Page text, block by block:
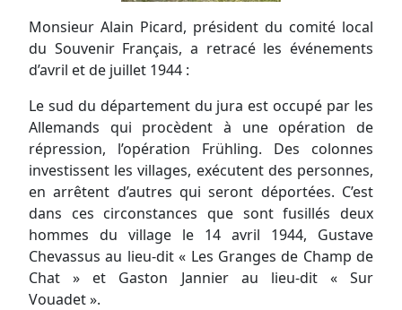
Monsieur Alain Picard, président du comité local
du Souvenir Français, a retracé les événements
d’avril et de juillet 1944 :
Le sud du département du jura est occupé par les
Allemands qui procèdent à une opération de
répression, l’opération Frühling. Des colonnes
investissent les villages, exécutent des personnes,
en arrêtent d’autres qui seront déportées. C’est
dans ces circonstances que sont fusillés deux
hommes du village le 14 avril 1944, Gustave
Chevassus au lieu-dit « Les Granges de Champ de
Chat » et Gaston Jannier au lieu-dit « Sur
Vouadet ».